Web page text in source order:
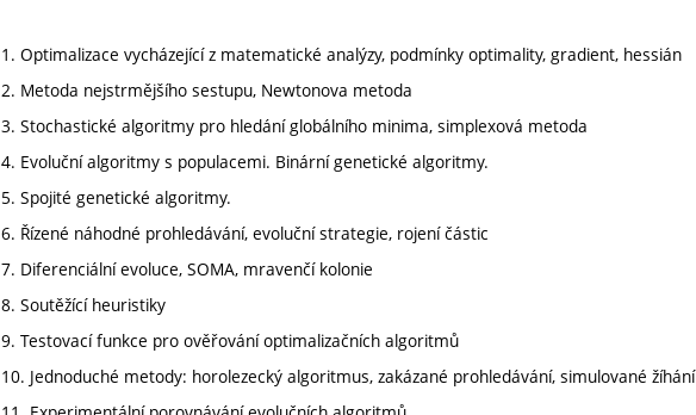
1. Optimalizace vycházející z matematické analýzy, podmínky optimality, gradient, hessián
2. Metoda nejstrmějšího sestupu, Newtonova metoda
3. Stochastické algoritmy pro hledání globálního minima, simplexová metoda
4. Evoluční algoritmy s populacemi. Binární genetické algoritmy.
5. Spojité genetické algoritmy.
6. Řízené náhodné prohledávání, evoluční strategie, rojení částic
7. Diferenciální evoluce, SOMA, mravenčí kolonie
8. Soutěžící heuristiky
9. Testovací funkce pro ověřování optimalizačních algoritmů
10. Jednoduché metody: horolezecký algoritmus, zakázané prohledávání, simulované žíhání